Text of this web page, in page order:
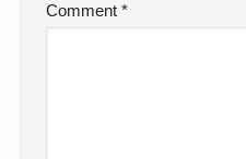
Comment*